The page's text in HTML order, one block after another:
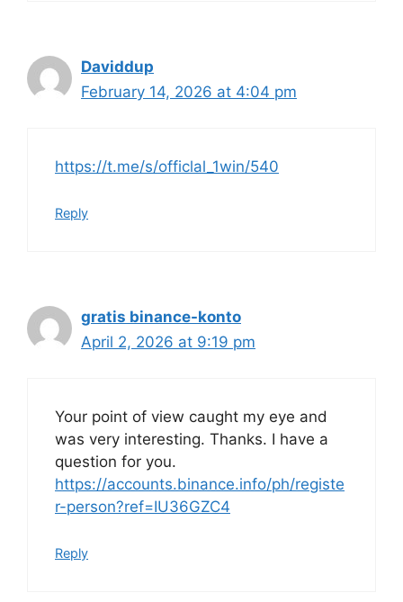
Daviddup
February 14, 2026 at 4:04 pm
https://t.me/s/officlal_1win/540
Reply
gratis binance-konto
April 2, 2026 at 9:19 pm
Your point of view caught my eye and
was very interesting. Thanks. I have a
question for you.
https://accounts.binance.info/ph/registe
r-person?ref=IU36GZC4
Reply